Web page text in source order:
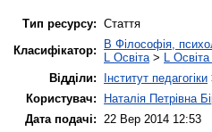
Тип ресурсу: Стаття
Класифікатор:
B Філософія,
L Освіта> L
Відділи:
Інститут педагогіки
Користувач:
Наталія Петрівна
Дата подачі: 22 Вер 2014 12:53